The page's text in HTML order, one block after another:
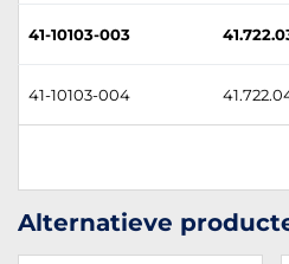
41-10103-003
41-10103-004
Alternatieve